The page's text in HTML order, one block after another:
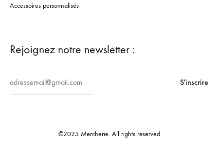
Accessoires personnalisés
Rejoignez notre newsletter :
©2025 Mercherie. All rights reserved